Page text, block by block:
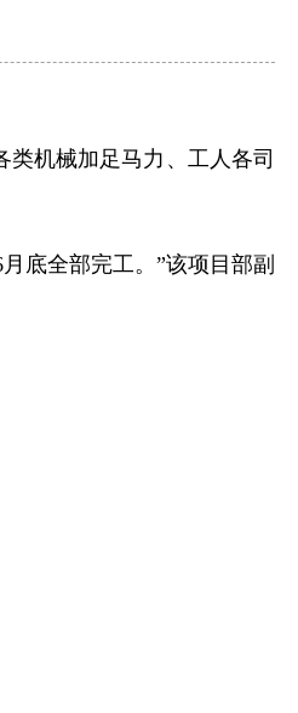
机械加足马力、工人各司
底全部完工。”该项目部副